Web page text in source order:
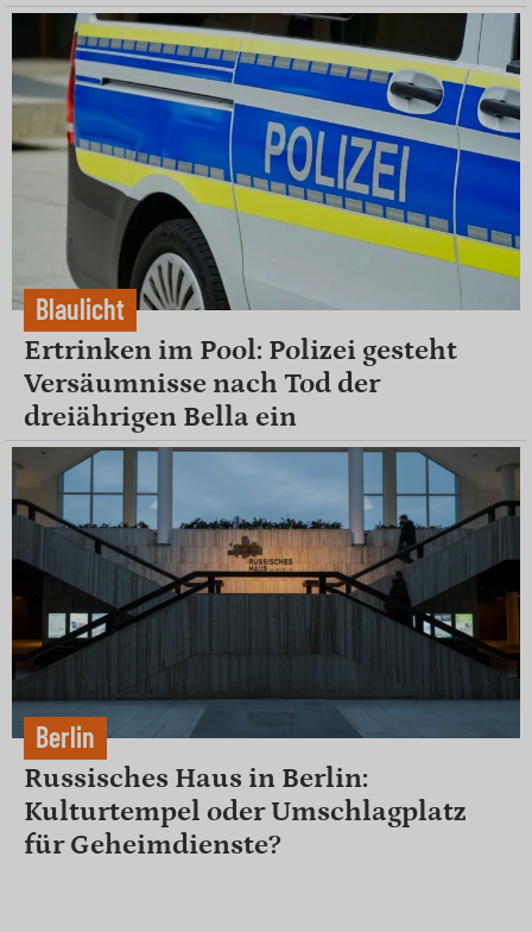
Blaulicht
Ertrinken im Pool: Polizei gesteht
Versäumnisse nach Tod der
dreiährigen Bella ein
Berlin
Russisches Haus in Berlin:
Kulturtempel oder Umschlagplatz
für Geheimdienste?